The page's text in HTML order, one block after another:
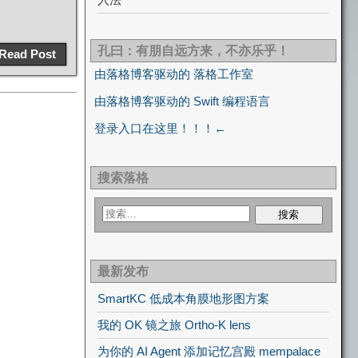
Post
孔曰：有朋自远方来，不亦乐乎！
由落格博客驱动的 落格工作室
由落格博客驱动的 Swift 编程语言
登录入口在这里！！！←
搜索落格
最新发布
SmartKC 低成本角膜地形图方案
我的 OK 镜之旅 Ortho-K lens
为你的 AI Agent 添加记忆宫殿 mempalace